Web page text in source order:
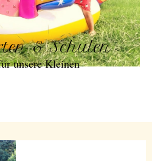
& Schulen
unsere Kleinen